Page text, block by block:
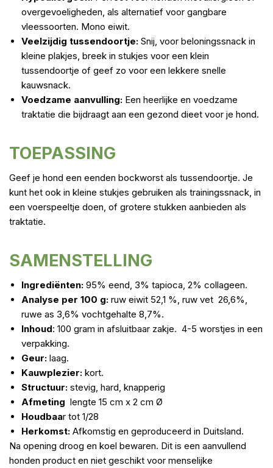
overgevoeligheden, als alternatief voor gangbare
vleessoorten. Mono eiwit.
Veelzijdig tussendoortje: Snij, voor beloningssnack in
kleine plakjes, breek in stukjes voor een klein
tussendoortje of geef zo voor een lekkere snelle
kauwsnack.
Voedzame aanvulling: Een heerlijke en voedzame
traktatie die bijdraagt aan een gezond dieet voor je hond.
TOEPASSING
Geef je hond een eenden bockworst als tussendoortje. Je
kunt het ook in kleine stukjes gebruiken als trainingssnack, in
een voerspeeltje doen, of grotere stukken aanbieden als
traktatie.
SAMENSTELLING
Ingrediënten: 95% eend, 3% tapioca, 2% collageen.
Analyse per 100 g: ruw eiwit 52,1 %, ruw vet 26,6%,
ruwe as 3,6% vochtgehalte 8,7%.
Inhoud: 100 gram in afsluitbaar zakje. 4-5 worstjes in een
verpakking.
Geur: laag.
Kauwplezier: kort.
Structuur: stevig, hard, knapperig
Afmeting lengte 15 cm x 2 cm Ø
Houdbaar tot 1/28
Herkomst: Afkomstig en geproduceerd in Duitsland.
Na opening droog en koel bewaren. Dit is een aanvullend
honden product en niet geschikt voor menselijke